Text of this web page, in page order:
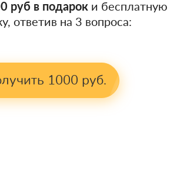
руб в подарок и бесплатную
ответив на 3 вопроса:
1000 руб.